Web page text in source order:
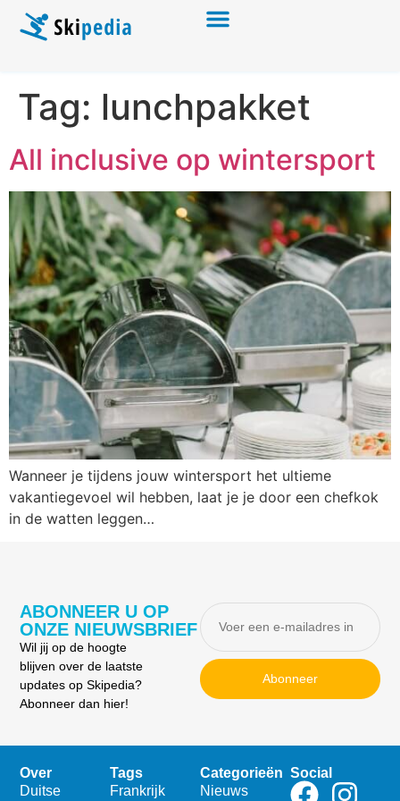
Tag: lunchpakket
All inclusive op wintersport
Wanneer je tijdens jouw wintersport het ultieme
vakantiegevoel wil hebben, laat je je door een chefkok
in de watten leggen…
ABONNEER U OP
ONZE NIEUWSBRIEF
Wil jij op de hoogte
blijven over de laatste
updates op Skipedia?
Abonneer dan hier!
Abonneer
Over
Duitse
Tags
Frankrijk
Categorieën
Nieuws
Social